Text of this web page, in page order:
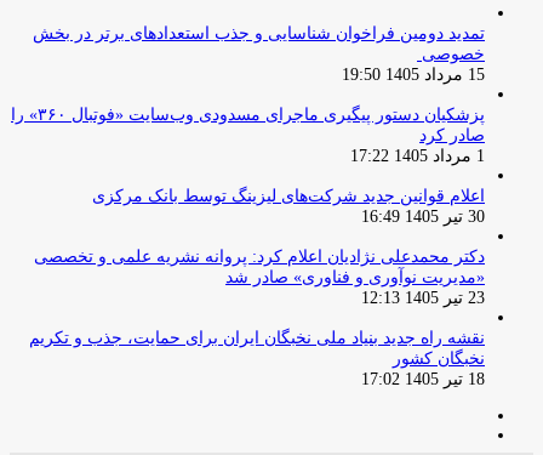
تمدید دومین فراخوان شناسایی و جذب استعدادهای برتر در بخش
خصوصی
15 مرداد 1405 19:50
پزشکیان دستور پیگیری ماجرای مسدودی وب‌سایت «فوتبال ۳۶۰» را
صادر کرد
1 مرداد 1405 17:22
اعلام قوانین جدید شرکت‌های لیزینگ توسط بانک مرکزی
30 تیر 1405 16:49
دکتر محمدعلی نژادیان اعلام کرد: پروانه نشریه علمی و تخصصی
«مدیریت نوآوری و فناوری» صادر شد
23 تیر 1405 12:13
نقشه راه جدید بنیاد ملی نخبگان ایران برای حمایت، جذب و تکریم
نخبگان کشور
18 تیر 1405 17:02